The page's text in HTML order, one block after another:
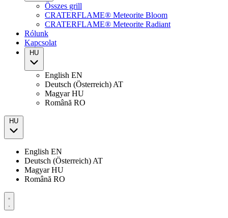
Összes grill
CRATERFLAME® Meteorite Bloom
CRATERFLAME® Meteorite Radiant
Rólunk
Kapcsolat
HU
English EN
Deutsch (Österreich) AT
Magyar HU
Română RO
HU
English EN
Deutsch (Österreich) AT
Magyar HU
Română RO